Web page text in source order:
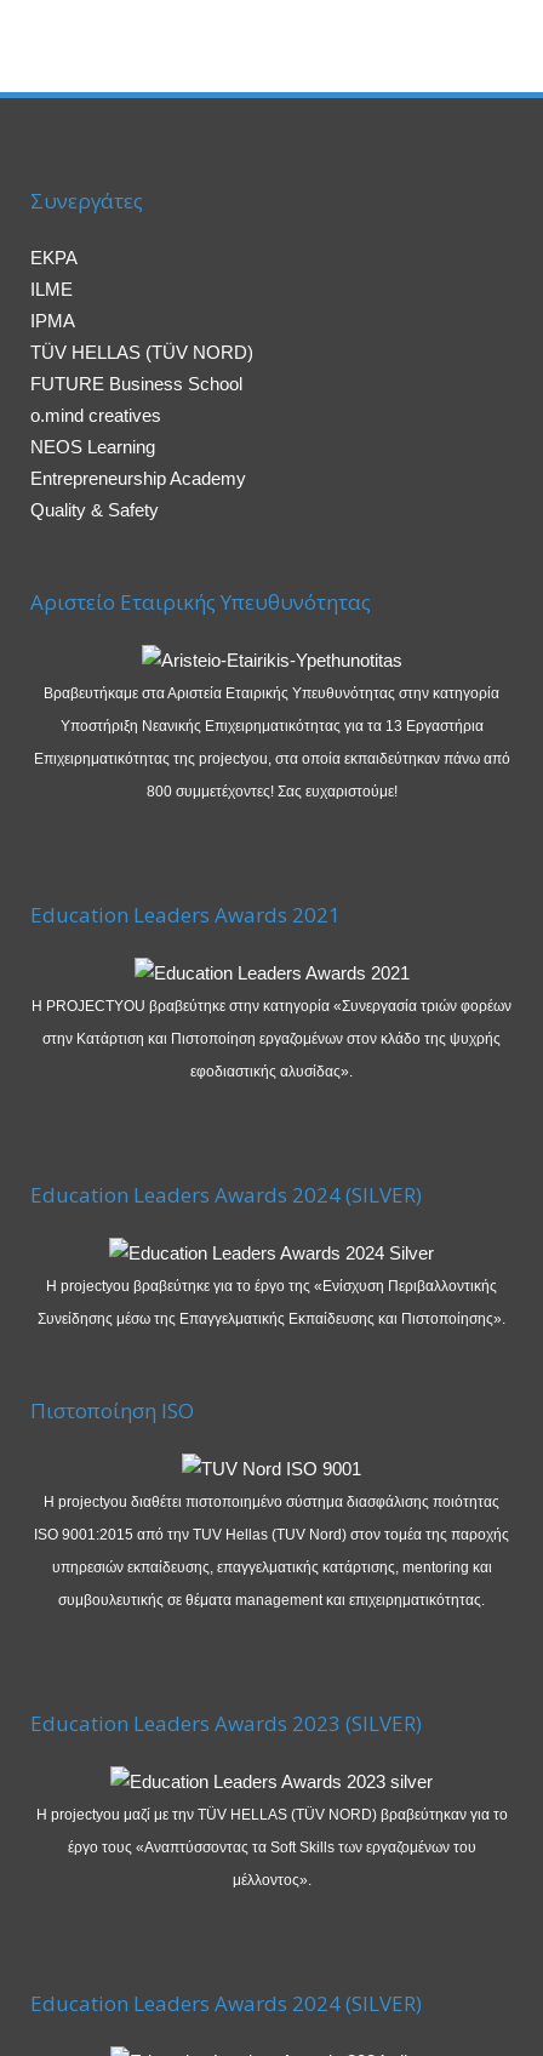
Συνεργάτες
EKPA
ILME
IPMA
TÜV HELLAS (TÜV NORD)
FUTURE Business School
o.mind creatives
NEOS Learning
Entrepreneurship Academy
Quality & Safety
Αριστείο Εταιρικής Υπευθυνότητας
Βραβευτήκαμε στα Αριστεία Εταιρικής Υπευθυνότητας στην κατηγορία
Υποστήριξη Νεανικής Επιχειρηματικότητας για τα 13 Εργαστήρια
Επιχειρηματικότητας της projectyou, στα οποία εκπαιδεύτηκαν πάνω από
800 συμμετέχοντες! Σας ευχαριστούμε!
Education Leaders Awards 2021
Η PROJECTYOU βραβεύτηκε στην κατηγορία «Συνεργασία τριών φορέων
στην Κατάρτιση και Πιστοποίηση εργαζομένων στον κλάδο της ψυχρής
εφοδιαστικής αλυσίδας».
Education Leaders Awards 2024 (SILVER)
Η projectyou βραβεύτηκε για το έργο της «Ενίσχυση Περιβαλλοντικής
Συνείδησης μέσω της Επαγγελματικής Εκπαίδευσης και Πιστοποίησης».
Πιστοποίηση ISO
Η projectyou διαθέτει πιστοποιημένο σύστημα διασφάλισης ποιότητας
ISO 9001:2015 από την TUV Hellas (TUV Nord) στον τομέα της παροχής
υπηρεσιών εκπαίδευσης, επαγγελματικής κατάρτισης, mentoring και
συμβουλευτικής σε θέματα management και επιχειρηματικότητας.
Education Leaders Awards 2023 (SILVER)
Η projectyou μαζί με την TÜV HELLAS (TÜV NORD) βραβεύτηκαν για το
έργο τους «Αναπτύσσοντας τα Soft Skills των εργαζομένων του
μέλλοντος».
Education Leaders Awards 2024 (SILVER)